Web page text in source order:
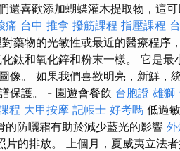
還喜歡添加蝴蝶灌木提取物，這
痛 台中 推拿 撥筋課程 指壓課程
藥物的光敏性或最近的醫療程序
鈦和氧化鋅和粉末一樣。 它是最
像。 如果我們喜歡明亮，新鮮，
保護。 - 園遊會餐飲 台胞證 雄獅
程 大甲按摩 記帳士 好考嗎 低過
的防曬霜有助於減少藍光的影響 外
片的排放。 上個月，夏威夷立法